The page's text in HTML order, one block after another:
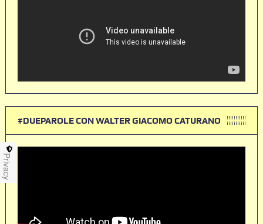
#DUEPAROLE CON WALTER GIACOMO CATURANO
Privacy